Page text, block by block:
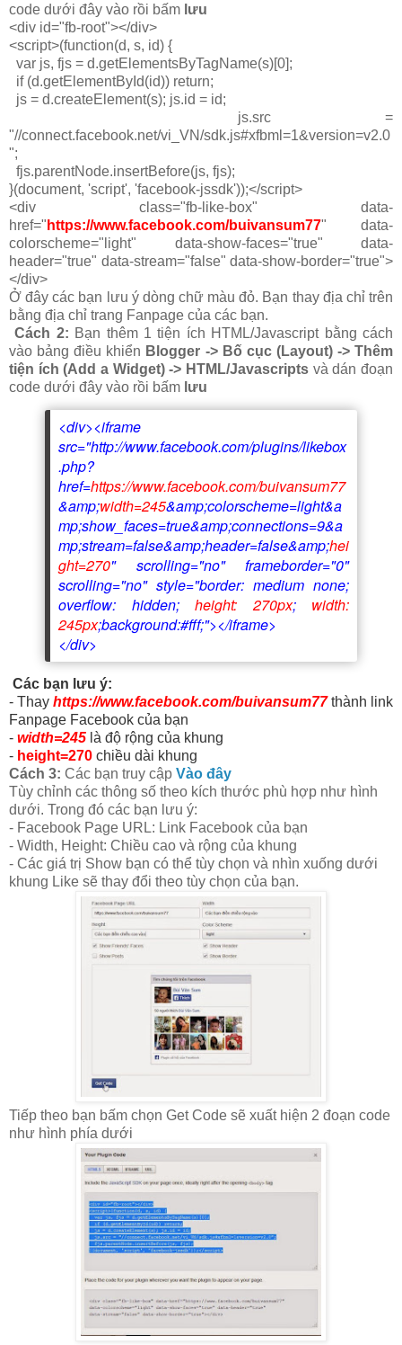
code dưới đây vào rồi bấm lưu
<div id="fb-root"></div>
<script>(function(d, s, id) {
var js, fjs = d.getElementsByTagName(s)[0];
if (d.getElementById(id)) return;
js = d.createElement(s); js.id = id;
js.src =
"//connect.facebook.net/vi_VN/sdk.js#xfbml=1&version=v2.0
";
fjs.parentNode.insertBefore(js, fjs);
}(document, 'script', 'facebook-jssdk'));</script>
<div class="fb-like-box" data-
href=" https://www.facebook.com/buivansum77" data-
colorscheme="light" data-show-faces="true" data-
header="true" data-stream="false" data-show-border="true">
</div>
Ở đây các bạn lưu ý dòng chữ màu đỏ. Bạn thay địa chỉ trên
bằng địa chỉ trang Fanpage của các bạn.
Cách 2: Bạn thêm 1 tiện ích HTML/Javascript bằng cách
vào bảng điều khiển Blogger -> Bố cục (Layout) -> Thêm
tiện ích (Add a Widget) -> HTML/Javascripts và dán đoạn
code dưới đây vào rồi bấm lưu
<div><iframe
src="http://www.facebook.com/plugins/likebox
.php?
href=https://www.facebook.com/buivansum77
&amp;width=245&amp;colorscheme=light&a
mp;show_faces=true&amp;connections=9&a
mp;stream=false&amp;header=false&amp;hei
ght=270" scrolling="no" frameborder="0"
scrolling="no" style="border: medium none;
overflow: hidden; height: 270px; width:
245px;background:#fff;"></iframe>
</div>
Các bạn lưu ý:
- Thay https://www.facebook.com/buivansum77thành link
Fanpage Facebook của bạn
- width=245 là độ rộng của khung
- height=270 chiều dài khung
Cách 3: Các bạn truy cập Vào đây
Tùy chỉnh các thông số theo kích thước phù hợp như hình
dưới. Trong đó các bạn lưu ý:
- Facebook Page URL: Link Facebook của bạn
- Width, Height: Chiều cao và rộng của khung
- Các giá trị Show bạn có thể tùy chọn và nhìn xuống dưới
khung Like sẽ thay đổi theo tùy chọn của bạn.
Tiếp theo bạn bấm chọn Get Code sẽ xuất hiện 2 đoạn code
như hình phía dưới